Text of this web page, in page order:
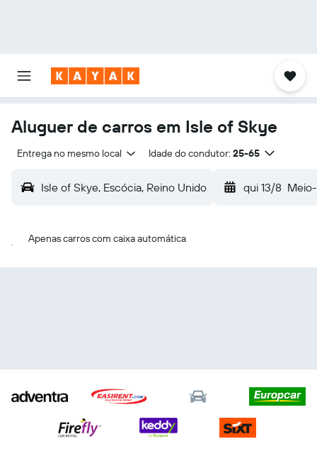
Aluguer de carros em Isle of Skye
Entrega no mesmo local Idade do condutor: 25-65
Isle of Skye, Escócia, Reino Unido qui 13/8
Apenas carros com caixa automática